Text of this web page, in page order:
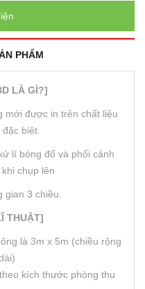
PHẨM
LÀ GÌ?]
mới được in trên chất liệu
biệt.
lí bóng đổ và phối cảnh
chụp lên
gian 3 chiều.
THUẬT]
là 3m x 5m (chiều rộng
kích thước phòng thu